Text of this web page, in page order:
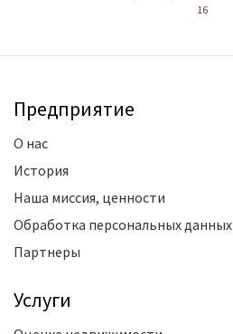
16
Предприятие
О нас
История
Наша миссия, ценности
Обработка персональных данных
Партнеры
Услуги